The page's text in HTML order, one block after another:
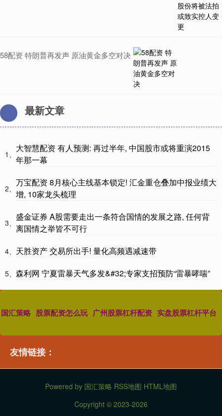
58配资 特朗普再发声 原油黄金多空对决
最新文章
1、
大智慧配资 有人预测: 再过半年, 中国股市或将重演2015
年那一幕
2、
万宝配资 8月核心主线基本锁定! 汇金重仓叠加中报业绩大
增, 10家龙头梳理
3、
盛金证券 A股需要走出一条符合国情的发展之路, 任何背
离国情之举皆不可行
4、 天胜资产 交易所出手! 量化高频遇减速带
5、 森利网 宁夏雷暴天气多发&#32;专家支招预防“雷暴哮喘”
国汇策略 股票配资怎么玩 广州股票杠杆配资 实盘股票杠杆平台
友情链接：
Powered by 国汇策略 RSS地图 HTML地图
Copyright © 2023-2026